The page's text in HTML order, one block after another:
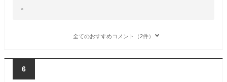
。
全てのおすすめコメント（2件）
6